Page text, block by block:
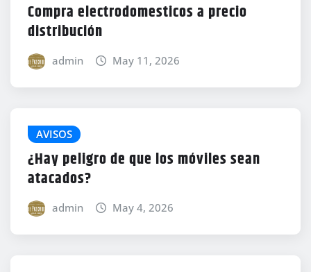
Compra electrodomesticos a precio
distribución
admin May 11, 2026
AVISOS
¿Hay peligro de que los móviles sean
atacados?
admin May 4, 2026